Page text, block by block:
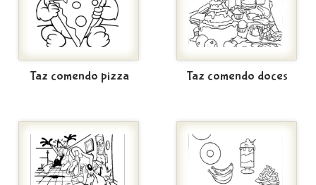
Taz comendo pizza Taz comendo doces